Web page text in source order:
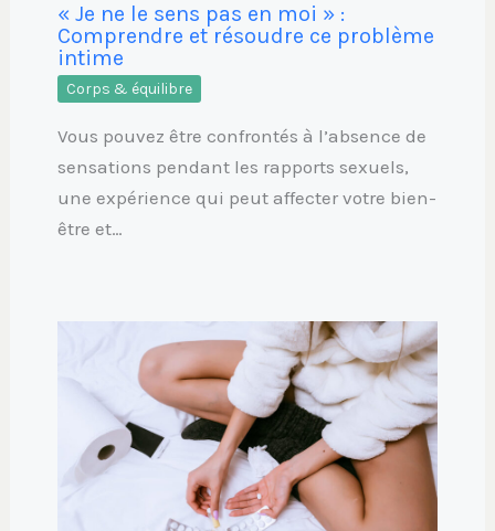
« Je ne le sens pas en moi » :
Comprendre et résoudre ce problème
intime
Corps & équilibre
Vous pouvez être confrontés à l’absence de
sensations pendant les rapports sexuels,
une expérience qui peut affecter votre bien-
être et…